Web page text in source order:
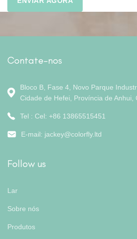
Contate-nos
Bloco B, Fase 4, Novo Parque
Cidade de Hefei, Província de Anhui,
Tel : Cel: +86 13865515451
E-mail: jackey@colorfly.ltd
Follow us
Lar
Sobre nós
Produtos